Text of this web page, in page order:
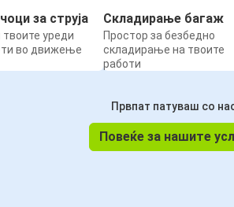
за струја
уреди
во движење
Складирање багаж
Простор за безбедно
складирање на твоите
работи
Првпат патуваш со
Повеќе за нашите